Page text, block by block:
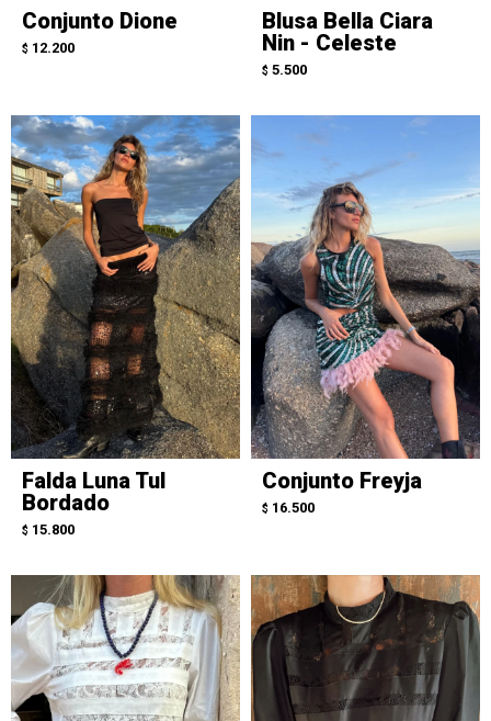
Conjunto Dione
$ 12.200
Blusa Bella Ciara
Nin - Celeste
$ 5.500
Falda Luna Tul
Bordado
$ 15.800
Conjunto Freyja
$ 16.500